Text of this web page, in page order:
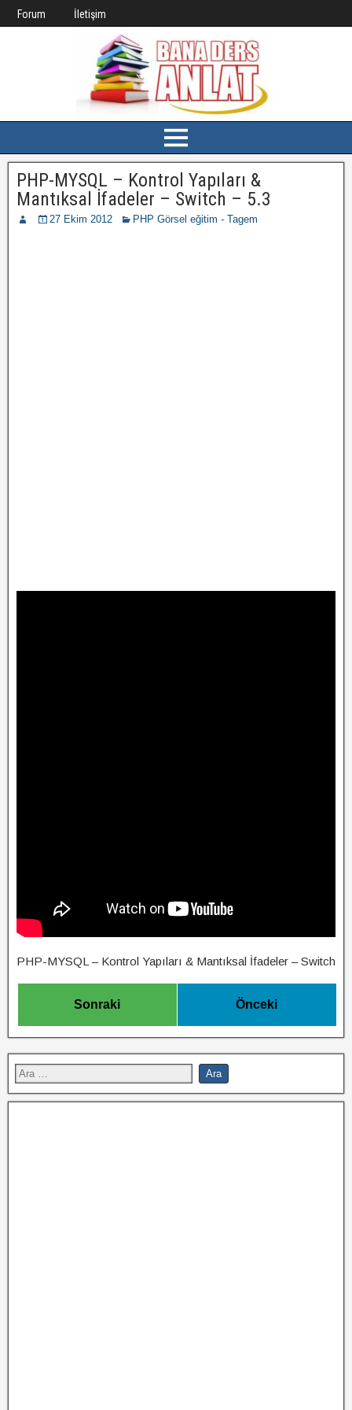
Forum İletişim
PHP-MYSQL – Kontrol Yapıları &
Mantıksal İfadeler – Switch – 5.3
27 Ekim 2012 PHP Görsel eğitim - Tagem
PHP-MYSQL – Kontrol Yapıları & Mantıksal İfadeler – Switch
Sonraki Önceki